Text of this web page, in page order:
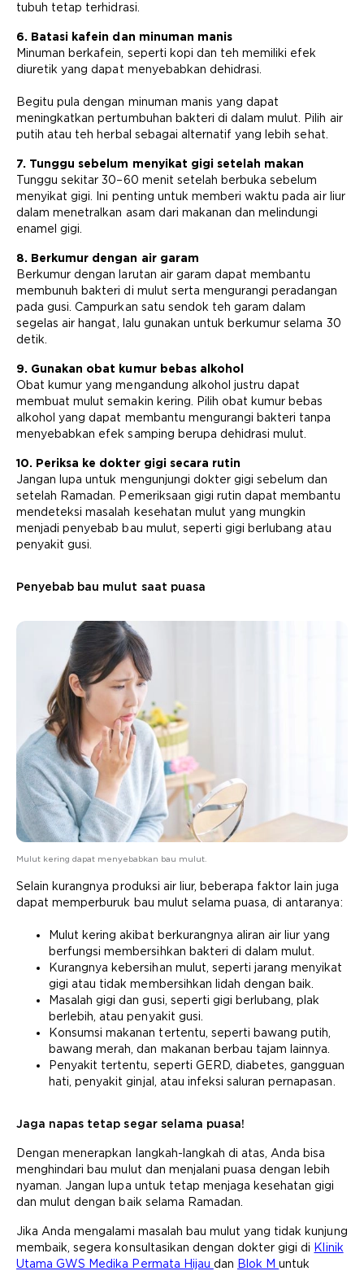
tubuh tetap terhidrasi.
6. Batasi kafein dan minuman manis
Minuman berkafein, seperti kopi dan teh memiliki efek
diuretik yang dapat menyebabkan dehidrasi.
Begitu pula dengan minuman manis yang dapat
meningkatkan pertumbuhan bakteri di dalam mulut. Pilih air
putih atau teh herbal sebagai alternatif yang lebih sehat.
7. Tunggu sebelum menyikat gigi setelah makan
Tunggu sekitar 30–60 menit setelah berbuka sebelum
menyikat gigi. Ini penting untuk memberi waktu pada air liur
dalam menetralkan asam dari makanan dan melindungi
enamel gigi.
8. Berkumur dengan air garam
Berkumur dengan larutan air garam dapat membantu
membunuh bakteri di mulut serta mengurangi peradangan
pada gusi. Campurkan satu sendok teh garam dalam
segelas air hangat, lalu gunakan untuk berkumur selama 30
detik.
9. Gunakan obat kumur bebas alkohol
Obat kumur yang mengandung alkohol justru dapat
membuat mulut semakin kering. Pilih obat kumur bebas
alkohol yang dapat membantu mengurangi bakteri tanpa
menyebabkan efek samping berupa dehidrasi mulut.
10. Periksa ke dokter gigi secara rutin
Jangan lupa untuk mengunjungi dokter gigi sebelum dan
setelah Ramadan. Pemeriksaan gigi rutin dapat membantu
mendeteksi masalah kesehatan mulut yang mungkin
menjadi penyebab bau mulut, seperti gigi berlubang atau
penyakit gusi.
Penyebab bau mulut saat puasa
Mulut kering dapat menyebabkan bau mulut.
Selain kurangnya produksi air liur, beberapa faktor lain juga
dapat memperburuk bau mulut selama puasa, di antaranya:
Mulut kering akibat berkurangnya aliran air liur yang
berfungsi membersihkan bakteri di dalam mulut.
Kurangnya kebersihan mulut, seperti jarang menyikat
gigi atau tidak membersihkan lidah dengan baik.
Masalah gigi dan gusi, seperti gigi berlubang , plak
berlebih, atau penyakit gusi.
Konsumsi makanan tertentu, seperti bawang putih,
bawang merah, dan makanan berbau tajam lainnya.
Penyakit tertentu, seperti GERD, diabetes, gangguan
hati, penyakit ginjal, atau infeksi saluran pernapasan.
Jaga napas tetap segar selama puasa!
Dengan menerapkan langkah-langkah di atas, Anda bisa
menghindari bau mulut dan menjalani puasa dengan lebih
nyaman. Jangan lupa untuk tetap menjaga kesehatan gigi
dan mulut dengan baik selama Ramadan.
Jika Anda mengalami masalah bau mulut yang tidak kunjung
membaik, segera konsultasikan dengan dokter gigi di Klinik
Utama GWS Medika Permata Hijau dan Blok Muntuk